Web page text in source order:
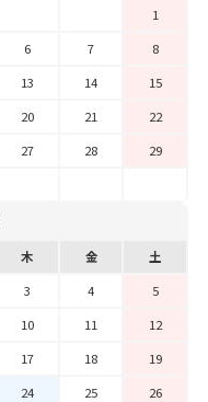
1
6 7
8
13 14
15
20 21
22
27 28
29
木 金
土
3 4
5
10 11
12
17 18
19
24 25
26